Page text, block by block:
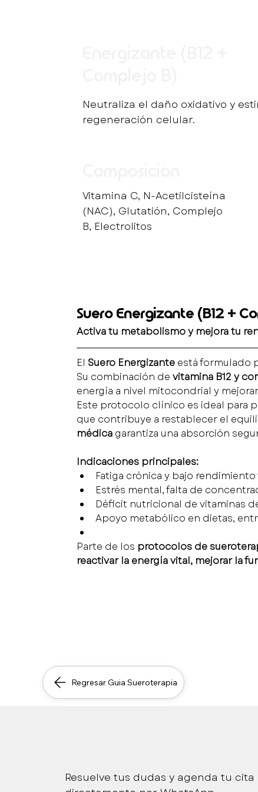
Neutraliza el daño oxidativo y
regeneración celular.
Vitamina C, N-Acetilcisteína
(NAC), Glutatión, Complejo
B, Electrolitos
Suero Energizante (B12 +
Activa tu metabolismo y mejora tu
El Suero Energizante está formulado
Su combinación de vitamina B12 y
energía a nivel mitocondrial y
Este protocolo clínico es ideal para
que contribuye a restablecer el
médica garantiza una absorción
Indicaciones principales:
Fatiga crónica y bajo
Estrés mental, falta de
Déficit nutricional de vitaminas
Apoyo metabólico en dietas,
Parte de los protocolos de
reactivar la energía vital, mejorar la
Regresar Guia Sueroterapia
Resuelve tus dudas y agenda tu